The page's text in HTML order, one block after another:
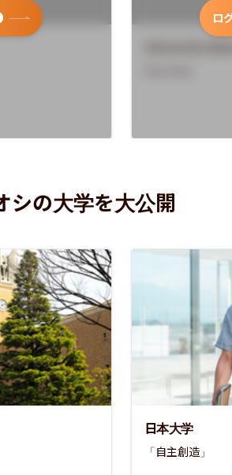
ロ
シの大学を大公開
日本大学
「自主創造」